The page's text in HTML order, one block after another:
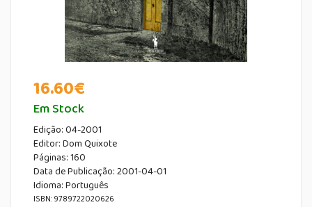
16.60€
Em Stock
Edição:04-2001
Editor:Dom Quixote
Páginas:160
Data de Publicação:2001-04-01
Idioma:Português
ISBN: 9789722020626